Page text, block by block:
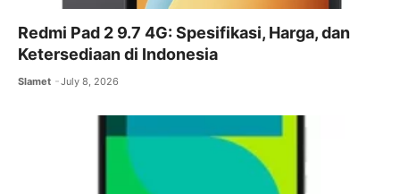
Redmi Pad 2 9.7 4G: Spesifikasi, Harga, dan
Ketersediaan di Indonesia
Slamet July 8, 2026